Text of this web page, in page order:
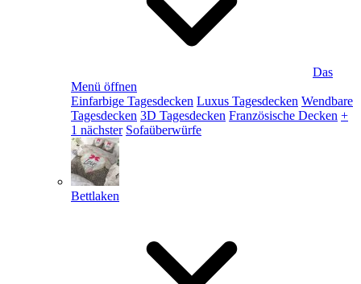
Das
Menü öffnen
Einfarbige Tagesdecken Luxus Tagesdecken Wendbare
Tagesdecken 3D Tagesdecken Französische Decken +
1 nächster Sofaüberwürfe
Bettlaken